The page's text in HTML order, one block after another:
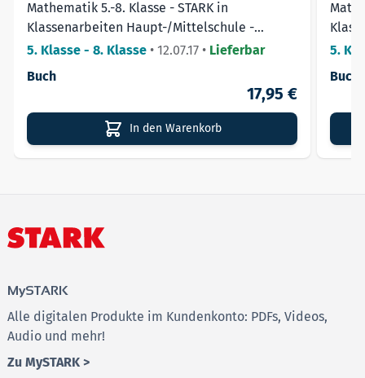
Interaktives Lernenmit dem PC/Laptop/Tablet –
flexibel nach eigenem Tempo lernen.
Zahlreiche, zusätzliche Aufgaben– für noch mehr
Übungsmöglichkeiten.
Sofortige Auswertung & individuelles Feedback
ermöglicht eine direkte Lernkontrolle.
DasBesondeream Online-Prüfungstraining: Jede
vervielfachen.
Hinweis:
bis 31.12.2027 zur Verfügung.
➔ Starten Sie jetzt mit Ihrer Vorbereitung auf den
Mathematik 5.-8. Klasse - STARK in
Klassenarbeiten Haupt-/Mittelschule -
Brüche und Dezimalbrüche
5. Klasse - 8. Klasse • 12.07.17 • Lieferbar
Buch
17,95 €
In den Warenkorb
5.
Buch
MySTARK
Alle digitalen Produkte im Kundenkonto: PDFs, Videos,
Audio und mehr!
Zu MySTARK >